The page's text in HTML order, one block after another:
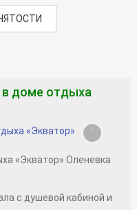
доме отдыха
›
«Экватор» Оленевка
с душевой кабиной и